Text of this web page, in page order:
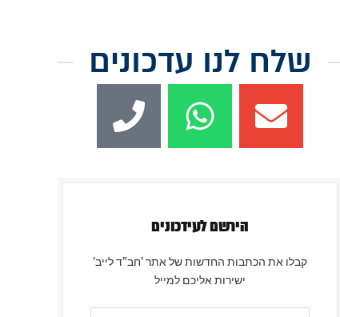
שלח לנו עדכונים
הירשם לעידכונים
קבלו את הכתבות החדשות של אתר 'חב"ד לייב'
ישירות אליכם למייל